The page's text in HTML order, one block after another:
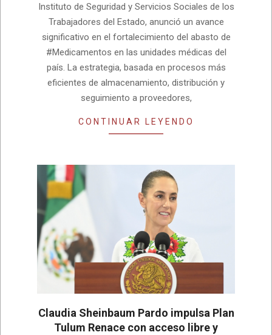
Instituto de Seguridad y Servicios Sociales de los
Trabajadores del Estado, anunció un avance
significativo en el fortalecimiento del abasto de
#Medicamentos en las unidades médicas del
país. La estrategia, basada en procesos más
eficientes de almacenamiento, distribución y
seguimiento a proveedores,
CONTINUAR LEYENDO
Claudia Sheinbaum Pardo impulsa Plan
Tulum Renace con acceso libre y